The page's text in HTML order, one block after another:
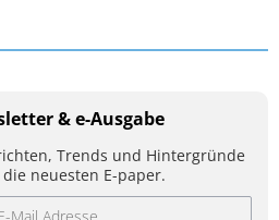
& e-Ausgabe
Trends und Hintergründe
neuesten E-paper.